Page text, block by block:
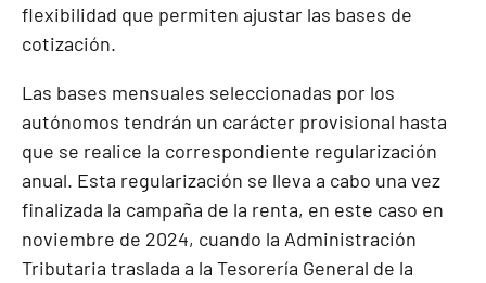
flexibilidad que permiten ajustar las bases de
cotización.
Las bases mensuales seleccionadas por los
autónomos tendrán un carácter provisional hasta
que se realice la correspondiente regularización
anual. Esta regularización se lleva a cabo una vez
finalizada la campaña de la renta, en este caso en
noviembre de 2024, cuando la Administración
Tributaria traslada a la Tesorería General de la